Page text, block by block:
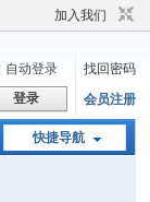
加入我们
自动登录
找回密码
登录 会员注册
快捷导航